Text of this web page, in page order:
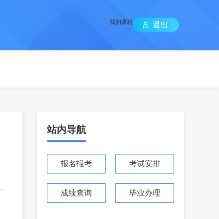
退出
我的课程
站内导航
报名报考 考试安排
成绩查询 毕业办理